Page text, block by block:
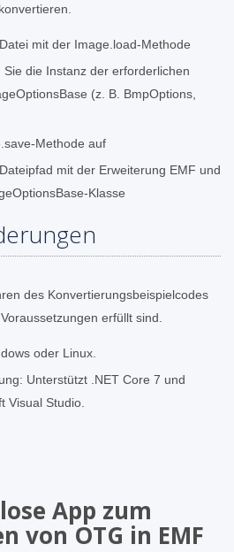
mit der Image.load-Methode
Sie die Instanz der erforderlichen
(z. B. BmpOptions,
Methode auf
mit der Erweiterung EMF und
Klasse
des Konvertierungsbeispielcodes
erfüllt sind.
oder Linux.
Unterstützt .NET Core 7 und
Visual Studio.
App zum
von OTG in EMF